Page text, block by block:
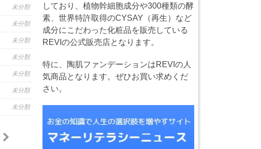
未分類
未分類
未分類
未分類
未分類
未分類
未分類
しており、植物幹細胞成分や300種類の酵
素、世界特許取得のCYSAY（再生）など
成分にこだわった化粧品を販売している
REVIの公式販売店となります。
特に、陶肌ファンデーションはREVIの人
気商品となります。ぜひお買い求めくだ
さい。